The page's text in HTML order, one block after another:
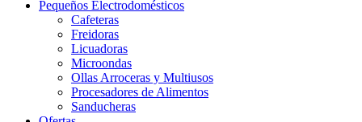
Pequeños Electrodomésticos
Cafeteras
Freidoras
Licuadoras
Microondas
Ollas Arroceras y Multiusos
Procesadores de Alimentos
Sanducheras